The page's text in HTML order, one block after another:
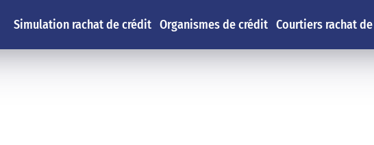
Simulation rachat de crédit Organismes de crédit Courtiers rachat